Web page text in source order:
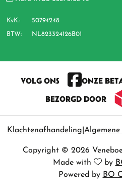
KvK.: 50794248
BTW: NL823324126B01
VOLG ONS
ONZE
BEZORGD DOOR
Klachtenafhandeling
Copyright © 2026
Made with
by
Powered by BO